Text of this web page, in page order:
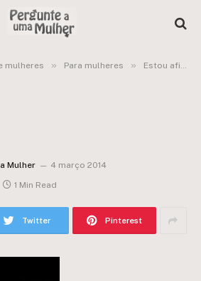
mulheres » Para mulheres » Estou afim do irmão do meu ficante!
Mulher
4 março 2014
1 Min Read
Twitter Pinterest